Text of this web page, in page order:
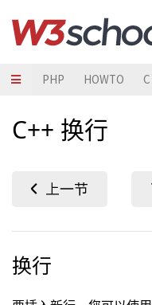
PHP HOWTO C
C++ 换行
换行